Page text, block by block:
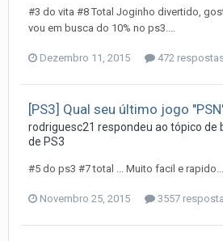
#3 do vita #8 Total Joginho divertido,
vou em busca do 10% no ps3....
Dezembro 11, 2015 472
[PS3] Qual seu último jogo
rodriguesc21 respondeu ao tópico de
de PS3
#5 do ps3 #7 total ... Muito facil e
Novembro 25, 2015 3557